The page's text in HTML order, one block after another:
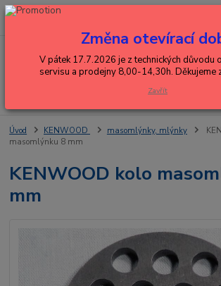
+420 602 288 130
Úvod KENWOOD masomlýnky, mlýnky
masomlýnku 8 mm
KENWOOD kolo
mm
Změna otevírací
V pátek 17.7.2026 je z technických důvodu
servisu a prodejny 8,00-14,30h. Děkujeme
Zavřít